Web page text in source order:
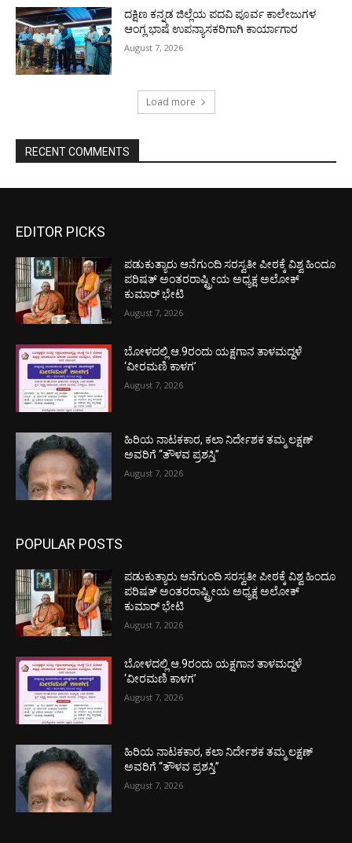
ದಕ್ಷಿಣ ಕನ್ನಡ ಜಿಲ್ಲೆಯ ಪದವಿ ಪೂರ್ವ ಕಾಲೇಜುಗಳ
ಆಂಗ್ಲ ಭಾಷೆ ಉಪನ್ಯಾಸಕರಿಗಾಗಿ ಕಾರ್ಯಾಗಾರ
August 7, 2026
Load more
RECENT COMMENTS
EDITOR PICKS
ಪಡುಕುತ್ಯಾರು ಆನೆಗುಂದಿ ಸರಸ್ವತೀ ಪೀಠಕ್ಕೆ ವಿಶ್ವ ಹಿಂದೂ
ಪರಿಷತ್ ಅಂತರರಾಷ್ಟ್ರೀಯ ಅಧ್ಯಕ್ಷ ಅಲೋಕ್
ಕುಮಾರ್ ಭೇಟಿ
August 7, 2026
ಬೋಳದಲ್ಲಿ ಆ.9ರಂದು ಯಕ್ಷಗಾನ ತಾಳಮದ್ದಳೆ
‘ವೀರಮಣಿ ಕಾಳಗ’
August 7, 2026
ಹಿರಿಯ ನಾಟಕಕಾರ, ಕಲಾ ನಿರ್ದೇಶಕ ತಮ್ಮ ಲಕ್ಷಣ್
ಅವರಿಗೆ “ತೌಳವ ಪ್ರಶಸ್ತಿ”
August 7, 2026
POPULAR POSTS
ಪಡುಕುತ್ಯಾರು ಆನೆಗುಂದಿ ಸರಸ್ವತೀ ಪೀಠಕ್ಕೆ ವಿಶ್ವ ಹಿಂದೂ
ಪರಿಷತ್ ಅಂತರರಾಷ್ಟ್ರೀಯ ಅಧ್ಯಕ್ಷ ಅಲೋಕ್
ಕುಮಾರ್ ಭೇಟಿ
August 7, 2026
ಬೋಳದಲ್ಲಿ ಆ.9ರಂದು ಯಕ್ಷಗಾನ ತಾಳಮದ್ದಳೆ
‘ವೀರಮಣಿ ಕಾಳಗ’
August 7, 2026
ಹಿರಿಯ ನಾಟಕಕಾರ, ಕಲಾ ನಿರ್ದೇಶಕ ತಮ್ಮ ಲಕ್ಷಣ್
ಅವರಿಗೆ “ತೌಳವ ಪ್ರಶಸ್ತಿ”
August 7, 2026